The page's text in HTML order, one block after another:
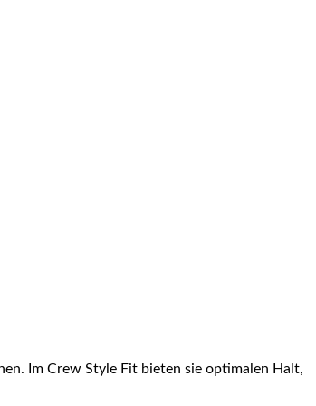
Im Crew Style Fit bieten sie optimalen Halt,